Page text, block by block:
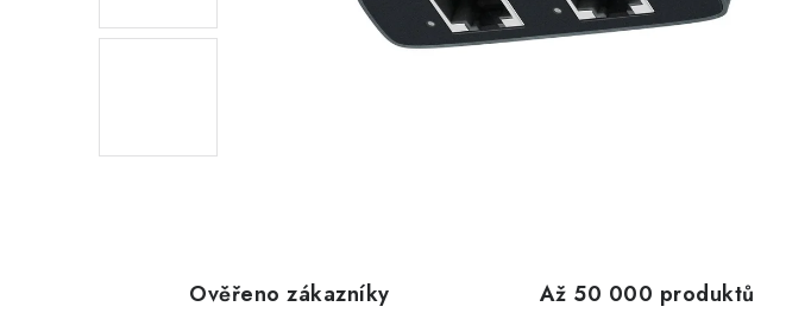
Ověřeno zákazníky Až 50 000 produktů